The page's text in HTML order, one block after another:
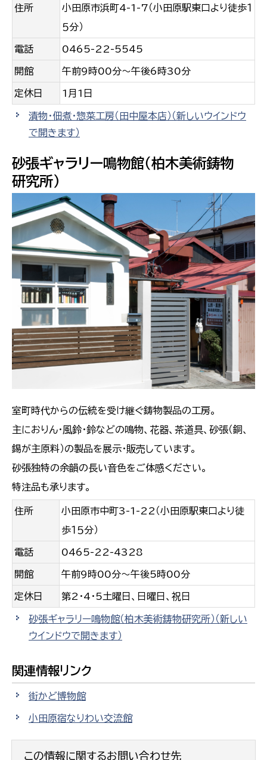
住所
小田原市浜町4-1-7（小田原駅東口より徒歩１
５分）
電話 0465-22-5545
開館 午前9時00分〜午後6時30分
定休日 1月1日
漬物・佃煮・惣菜工房（田中屋本店） （新しいウインドウ
で開きます）
砂張ギャラリー鳴物館（柏木美術鋳物
研究所）
室町時代からの伝統を受け継ぐ鋳物製品の工房。
主におりん・風鈴・鈴などの鳴物、花器、茶道具、砂張（銅、
錫が主原料）の製品を展示・販売しています。
砂張独特の余韻の長い音色をご体感ください。
特注品も承ります。
住所
小田原市中町3-1-22（小田原駅東口より徒
歩１５分）
電話 0465-22-4328
開館 午前9時00分〜午後5時00分
定休日 第2・4・5土曜日、日曜日、祝日
砂張ギャラリー鳴物館（柏木美術鋳物研究所） （新しい
ウインドウで開きます）
関連情報リンク
街かど博物館
小田原宿なりわい交流館
この情報に関するお問い合わせ先